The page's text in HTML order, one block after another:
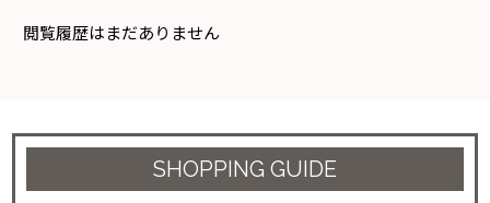
閲覧履歴はまだありません
SHOPPING GUIDE